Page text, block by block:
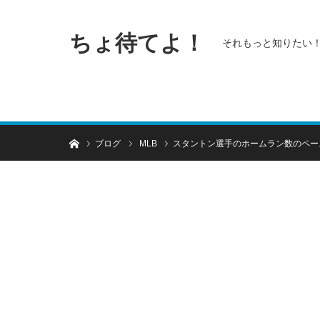
ちょ待てよ！ それもっと知りたい！
ホームブログ MLB スタントン選手のホームラン数のペ